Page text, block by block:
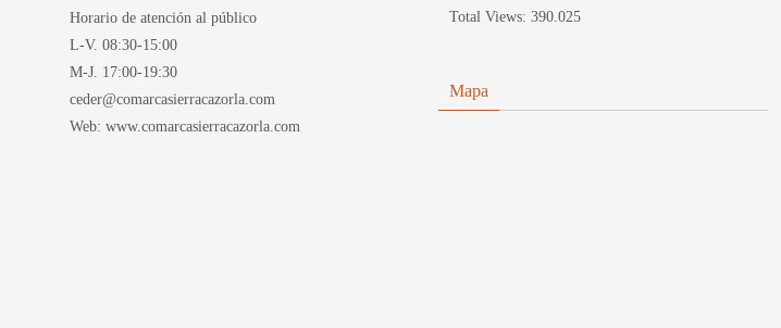
Horario de atención al público
L-V. 08:30-15:00
M-J. 17:00-19:30
ceder@comarcasierracazorla.com
Web: www.comarcasierracazorla.com
Total Views:390.025
Mapa